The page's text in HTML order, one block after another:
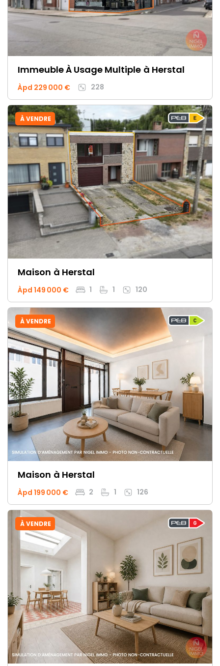
Immeuble À Usage Multiple à Herstal
Àpd 229 000 € 228
À VENDRE
Maison à Herstal
Àpd 149 000 € 1 1 120
À VENDRE
Maison à Herstal
Àpd 199 000 € 2 1 126
À VENDRE